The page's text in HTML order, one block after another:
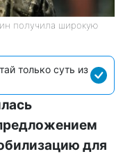
получила широкую
только суть из
для